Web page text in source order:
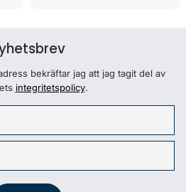
bekräftar jag att jag tagit del av
integritetspolicy.